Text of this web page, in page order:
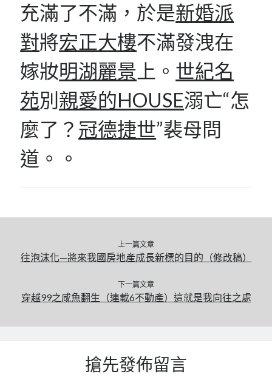
充滿了不滿，於是新婚派
對將宏正大樓不滿發洩在
嫁妝明湖麗景 上。 世紀名
苑別親愛的HOUSE溺亡“怎
麼了？ 冠德捷世”裴母問
道。。
上一篇文章
往泡沫化—將來我國房地產成長新標的目的（修改稿）
下一篇文章
穿越99之咸魚翻生（連載6不動產）這就是我向往之處
搶先發佈留言